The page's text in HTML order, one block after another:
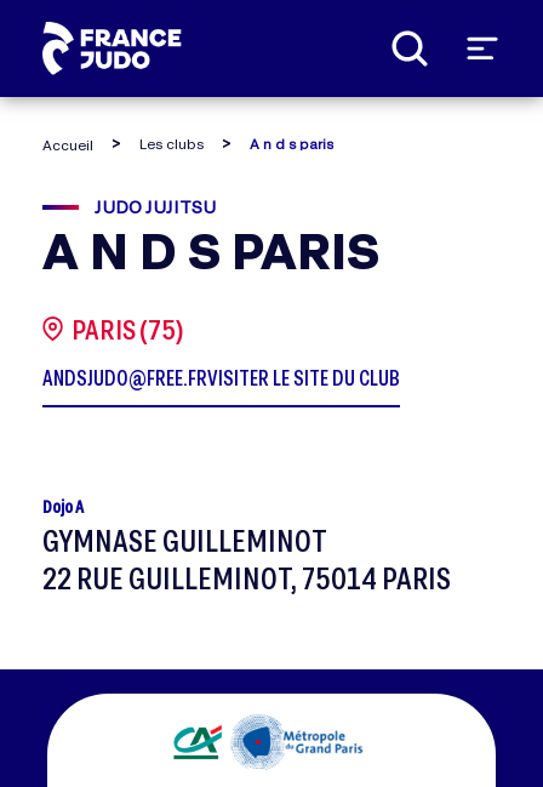
Accueil Les clubs A n d s paris
JUDO JUJITSU
A N D S PARIS
PARIS (75)
ANDSJUDO@FREE.FRVISITER LE SITE DU CLUB
Dojo A
GYMNASE GUILLEMINOT
22 RUE GUILLEMINOT, 75014 PARIS